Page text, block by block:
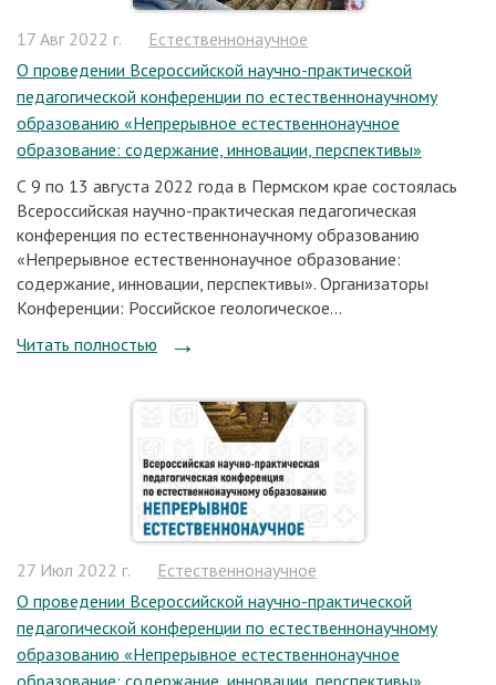
17 Авг 2022 г.
Естественнонаучное
О проведении Всероссийской научно-практической
педагогической конференции по естественнонаучному
образованию «Непрерывное естественнонаучное
образование: содержание, инновации, перспективы»
С 9 по 13 августа 2022 года в Пермском крае состоялась
Всероссийская научно-практическая педагогическая
конференция по естественнонаучному образованию
«Непрерывное естественнонаучное образование:
содержание, инновации, перспективы». Организаторы
Конференции: Российское геологическое...
Читать полностью
27 Июл 2022 г.
Естественнонаучное
О проведении Всероссийской научно-практической
педагогической конференции по естественнонаучному
образованию «Непрерывное естественнонаучное
образование: содержание, инновации, перспективы»